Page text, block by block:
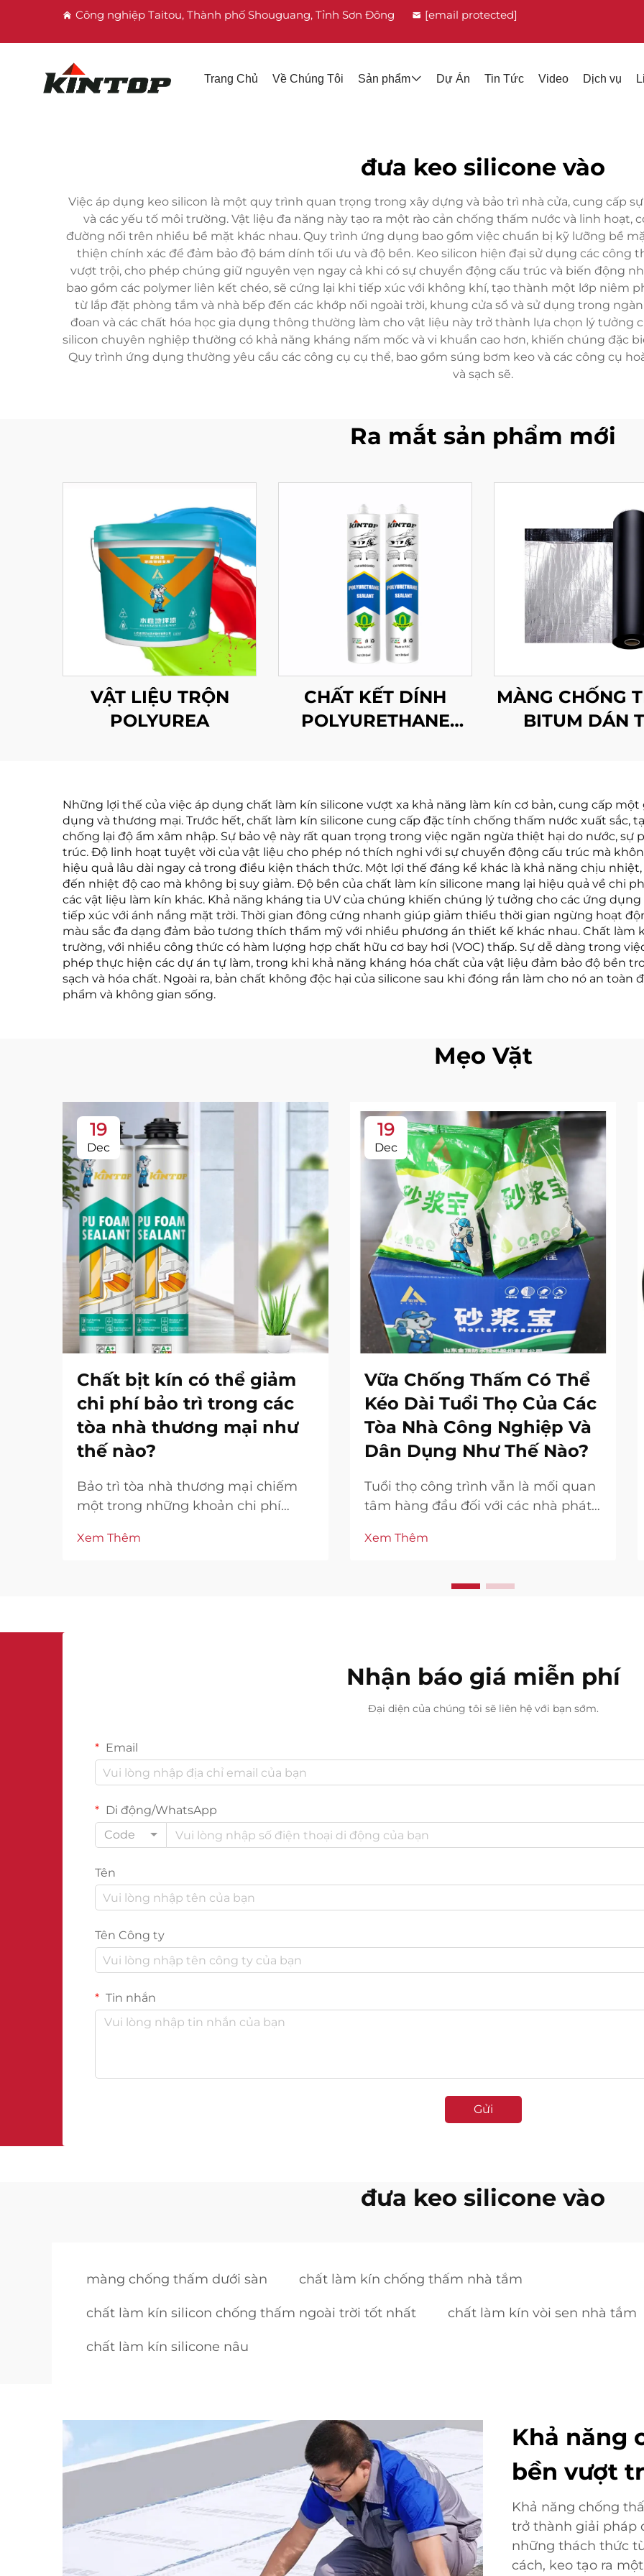
Công nghiệp Taitou, Thành phố Shouguang, Tỉnh Sơn Đông [email protected]
Trang Chủ Về Chúng Tôi Sản phẩm Dự Án Tin Tức Video Dịch vụ
đưa keo silicone vào
Việc áp dụng keo silicon là một quy trình quan trọng trong xây dựng và bảo trì nhà cửa, cung cấp
và các yếu tố môi trường. Vật liệu đa năng này tạo ra một rào cản chống thấm nước và linh hoạt,
đường nối trên nhiều bề mặt khác nhau. Quy trình ứng dụng bao gồm việc chuẩn bị kỹ lưỡng bề
thiện chính xác để đảm bảo độ bám dính tối ưu và độ bền. Keo silicon hiện đại sử dụng các công
vượt trội, cho phép chúng giữ nguyên vẹn ngay cả khi có sự chuyển động cấu trúc và biến động
bao gồm các polymer liên kết chéo, sẽ cứng lại khi tiếp xúc với không khí, tạo thành một lớp niêm
từ lắp đặt phòng tắm và nhà bếp đến các khớp nối ngoài trời, khung cửa sổ và sử dụng trong
đoan và các chất hóa học gia dụng thông thường làm cho vật liệu này trở thành lựa chọn lý tưởng
silicon chuyên nghiệp thường có khả năng kháng nấm mốc và vi khuẩn cao hơn, khiến chúng đặc
Quy trình ứng dụng thường yêu cầu các công cụ cụ thể, bao gồm súng bơm keo và các công cụ
và sạch sẽ.
Ra mắt sản phẩm mới
VẬT LIỆU TRỘN
POLYUREA
CHẤT KẾT DÍNH
POLYURETHANE
MÀNG CHỐNG
BITUM DÁN
Những lợi thế của việc áp dụng chất làm kín silicone vượt xa khả năng làm kín cơ bản, cung cấp
dụng và thương mại. Trước hết, chất làm kín silicone cung cấp đặc tính chống thấm nước xuất sắc,
chống lại độ ẩm xâm nhập. Sự bảo vệ này rất quan trọng trong việc ngăn ngừa thiệt hại do nước, sự
trúc. Độ linh hoạt tuyệt vời của vật liệu cho phép nó thích nghi với sự chuyển động cấu trúc mà
hiệu quả lâu dài ngay cả trong điều kiện thách thức. Một lợi thế đáng kể khác là khả năng chịu
đến nhiệt độ cao mà không bị suy giảm. Độ bền của chất làm kín silicone mang lại hiệu quả về chi
các vật liệu làm kín khác. Khả năng kháng tia UV của chúng khiến chúng lý tưởng cho các ứng
tiếp xúc với ánh nắng mặt trời. Thời gian đông cứng nhanh giúp giảm thiểu thời gian ngừng hoạt
màu sắc đa dạng đảm bảo tương thích thẩm mỹ với nhiều phương án thiết kế khác nhau. Chất làm
trường, với nhiều công thức có hàm lượng hợp chất hữu cơ bay hơi (VOC) thấp. Sự dễ dàng trong
phép thực hiện các dự án tự làm, trong khi khả năng kháng hóa chất của vật liệu đảm bảo độ bền
sạch và hóa chất. Ngoài ra, bản chất không độc hại của silicone sau khi đóng rắn làm cho nó an
phẩm và không gian sống.
Mẹo Vặt
19
Dec
Chất bịt kín có thể giảm
chi phí bảo trì trong các
tòa nhà thương mại như
thế nào?
Bảo trì tòa nhà thương mại chiếm
một trong những khoản chi phí
hữu tài sản và quản lý viên cơ sở.
Xem Thêm
19
Dec
Vữa Chống Thấm Có Thể
Kéo Dài Tuổi Thọ Của Các
Tòa Nhà Công Nghiệp Và
Dân Dụng Như Thế Nào?
Tuổi thọ công trình vẫn là mối quan
tâm hàng đầu đối với các nhà phát
chủ nhà trên toàn thế giới. Độ bền
và bất động sản dân cư phụ thuộc
Xem Thêm
Nhận báo giá miễn phí
Đại diện của chúng tôi sẽ liên hệ với bạn sớm.
Email
Di động/WhatsApp
Code
Tên
Tên Công ty
Tin nhắn
Gửi
đưa keo silicone vào
màng chống thấm dưới sàn chất làm kín chống thấm nhà tắm
chất làm kín silicon chống thấm ngoài trời tốt nhất chất làm kín vòi sen nhà tắm
chất làm kín silicone nâu
Khả năng
bền vượt
Khả năng chống
trở thành giải pháp
những thách thức
cách, keo tạo ra